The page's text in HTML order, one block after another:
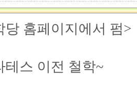
당 홈페이지에서 펌>
테스 이전 철학~